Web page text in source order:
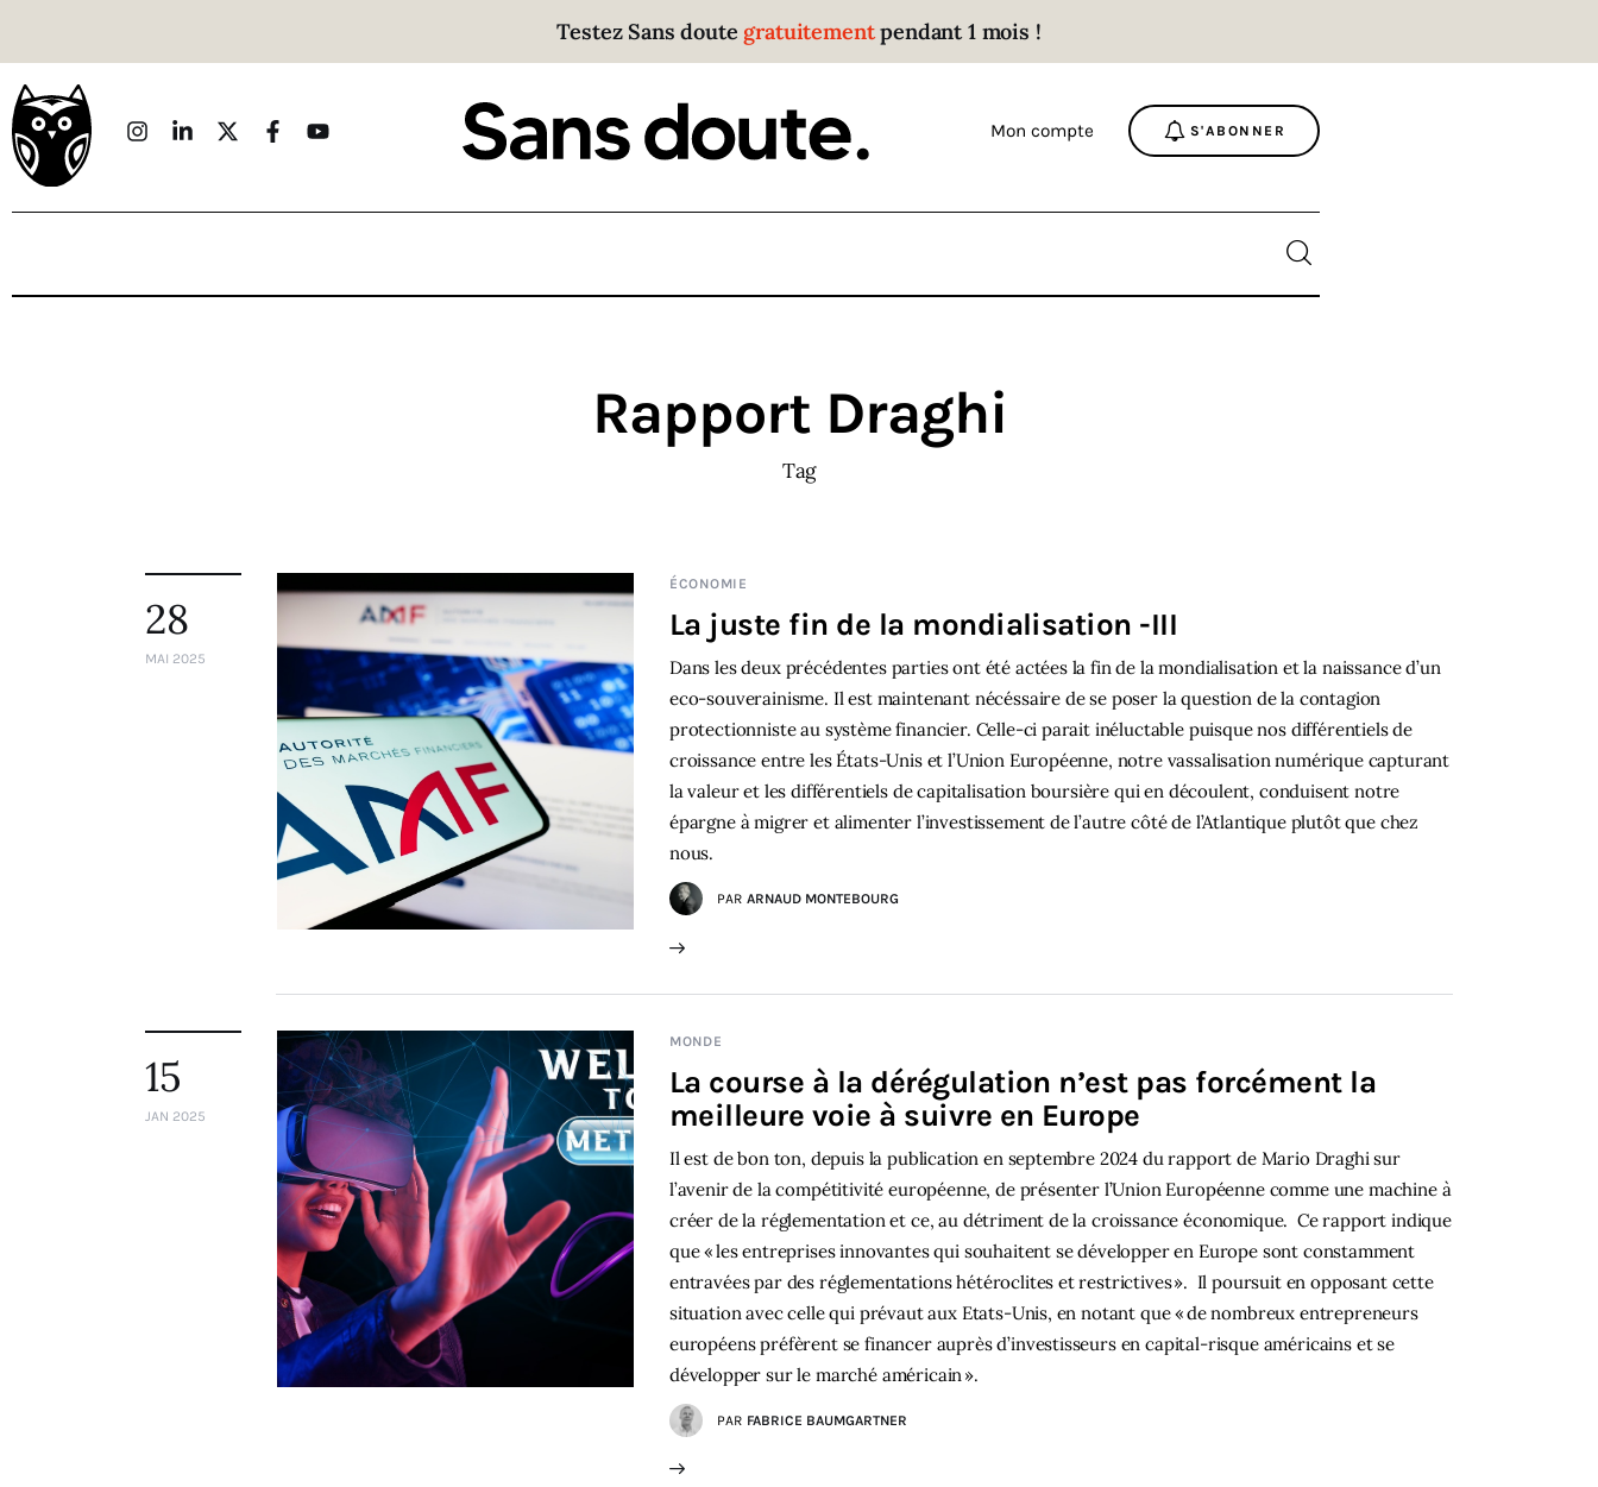
Testez Sans doute gratuitementpendant 1 mois !
Mon compte S'ABONNER
Sans doute
Parce que plus personne n’écoute les gens qui ont
des choses à dire.
Économie
Monde
Rapport Draghi
Tag
28
MAI 2025
ÉCONOMIE
La juste fin de la mondialisation -III
Dans les deux précédentes parties ont été actées la fin de la mondialisation et la naissance d’un
eco-souverainisme. Il est maintenant nécéssaire de se poser la question de la contagion
protectionniste au système financier. Celle-ci parait inéluctable puisque nos différentiels de
croissance entre les États-Unis et l’Union Européenne, notre vassalisation numérique capturant
la valeur et les différentiels de capitalisation boursière qui en découlent, conduisent notre
épargne à migrer et alimenter l’investissement de l’autre côté de l’Atlantique plutôt que chez
nous.
PAR ARNAUD MONTEBOURG
15
JAN 2025
MONDE
La course à la dérégulation n’est pas forcément la
meilleure voie à suivre en Europe
Il est de bon ton, depuis la publication en septembre 2024 du rapport de Mario Draghi sur
l’avenir de la compétitivité européenne, de présenter l’Union Européenne comme une machine à
créer de la réglementation et ce, au détriment de la croissance économique. Ce rapport indique
que « les entreprises innovantes qui souhaitent se développer en Europe sont constamment
entravées par des réglementations hétéroclites et restrictives ». Il poursuit en opposant cette
situation avec celle qui prévaut aux Etats-Unis, en notant que « de nombreux entrepreneurs
européens préfèrent se financer auprès d’investisseurs en capital-risque américains et se
développer sur le marché américain ».
PAR FABRICE BAUMGARTNER